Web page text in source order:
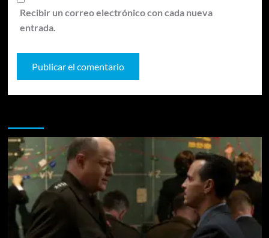
Recibir un correo electrónico con cada nueva
entrada.